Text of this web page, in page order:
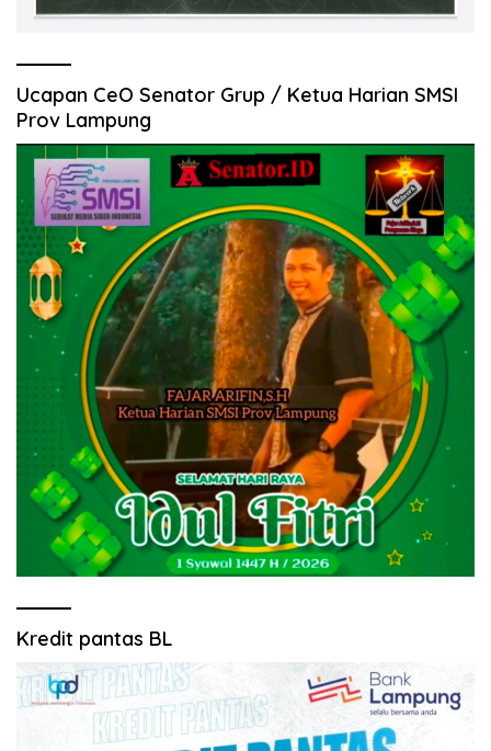
Ucapan CeO Senator Grup / Ketua Harian SMSI
Prov Lampung
Kredit pantas BL